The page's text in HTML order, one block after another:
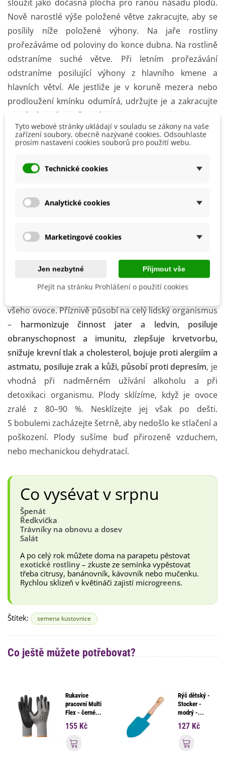
sloužit jako dočasná plocha pro ranou násadu plodů.
Nově narostlé výše položené větve zakracujte, aby se
posílily níže položené výhony. Na jaře rostliny
prořezáváme od poloviny do konce dubna. Na rostlině
odstraníme suché větve. Při letním prořezávání
odstraníme posilující výhony z hlavního kmene a
hlavních větví. Ale jestliže je v koruně mezera nebo
prodloužení kmínku odumírá, udržujte je a zakracujte
pro druhotné rozvětvení.
Zimní prořez provádíme po sklizni nebo v únoru a
březnu příští rok
. Odstraníme silné výhony ze spodu a
vrchu kmene, aby se udržela výška rostliny a dále také
podzim přihnojujeme chlévskou mrvou. Od konce
dva týdny rostliny stříkámehnojivem
B1 a B2), minerálních látek, polysacharidů,
aminokyselin, stopových prvků (např. zinek, selen,
všeho ovoce. Příznivě působí na celý lidský organismus
– harmonizuje činnost jater a ledvin, posiluje
obranyschopnost a imunitu, zlepšuje krvetvorbu,
snižuje krevní tlak a cholesterol, bojuje proti alergiím a
astmatu, posiluje zrak a kůži, působí proti depresím, je
vhodná při nadměrném užívání alkoholu a při
detoxikaci organismu. Plody sklízíme, když je ovoce
zralé z 80–90 %. Nesklízejte jej však po dešti.
S bobulemi zacházejte šetrně, aby nedošlo ke stlačení a
poškození. Plody sušíme buď přirozeně vzduchem,
nebo mechanickou dehydratací.
Co vysévat v srpnu
Špenát
Ředkvička
Trávníky na obnovu a dosev
Salát
A po celý rok můžete doma na parapetu pěstovat
exotické rostliny – zkuste ze semínka vypěstovat
třeba citrusy, banánovník, kávovník nebo mučenku.
Rychlou sklizeň v květináči zajistí microgreens.
Štítek: semena kustovnice
Co ještě můžete potřebovat?
Rukavice
pracovní Multi
Flex - černé...
155 Kč
Rýč dětský -
Stocker -
modrý -...
127 Kč
Tyto webové stránky ukládají v souladu se zákony na vaše
zařízení soubory, obecně nazývané cookies. Odsouhlaste
prosím nastavení cookies souborů pro použití webu.
Technické cookies
Analytické cookies
Marketingové cookies
Jen nezbytné Přijmout vše
Přejít na stránku Prohlášení o použití cookies